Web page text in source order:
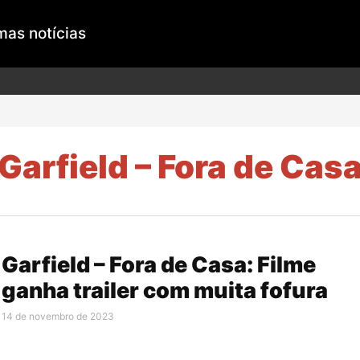
notícias
– Fora de Casa
Garfield – Fora de Casa: Filme
ganha trailer com muita fofura
14 de novembro de 2023